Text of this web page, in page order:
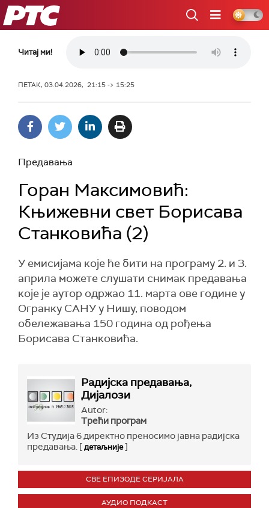
РТС
Читај ми!
ПЕТАК, 03.04.2026, 21:15 -> 15:25
Предавања
Горан Максимовић:
Књижевни свет Борисава
Станковића (2)
У емисијама које ће бити на програму 2. и 3.
априла можете слушати снимак предавања
које је аутор одржао 11. марта ове године у
Огранку САНУ у Нишу, поводом
обележавања 150 година од рођења
Борисава Станковића.
Радијска предавања,
Дијалози
Autor:
Трећи програм
Из Студија 6 директно преносимо јавна радијска
предавања. [детаљније]
СВЕ ЕПИЗОДЕ СЕРИЈАЛА
АУДИО ПОДКАСТ